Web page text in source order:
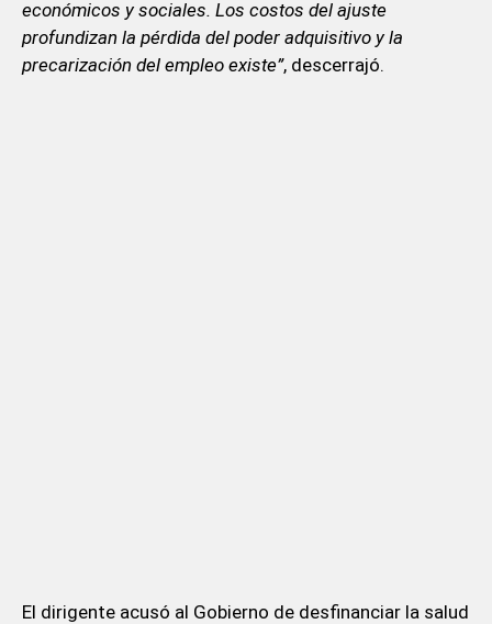
económicos y sociales. Los costos del ajuste
profundizan la pérdida del poder adquisitivo y la
precarización del empleo existe”, descerrajó.
El dirigente acusó al Gobierno de desfinanciar la salud